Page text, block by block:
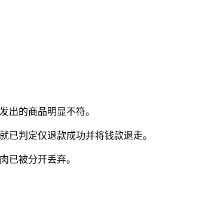
出的商品明显不符。
已判定仅退款成功并将钱款退走。
已被分开丢弃。